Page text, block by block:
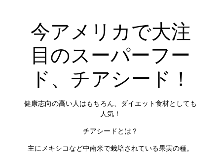
今アメリカで大注
目のスーパーフー
ド、チアシード！
健康志向の高い人はもちろん、ダイエット食材としても
人気！
チアシードとは？
主にメキシコなど中南米で栽培されている果実の種。